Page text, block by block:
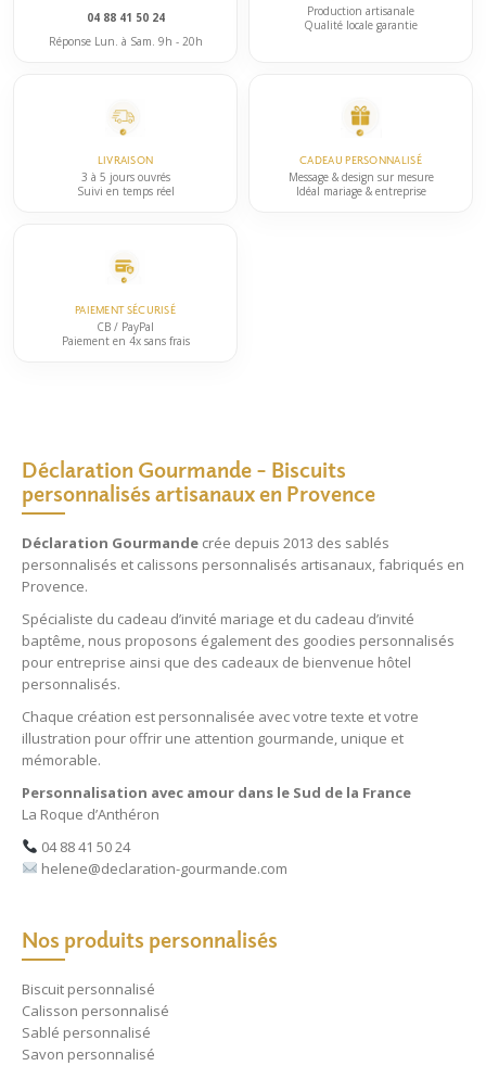
04 88 41 50 24
Réponse Lun. à Sam. 9h - 20h
Production artisanale
Qualité locale garantie
LIVRAISON
3 à 5 jours ouvrés
Suivi en temps réel
CADEAU PERSONNALISÉ
Message & design sur mesure
Idéal mariage & entreprise
PAIEMENT SÉCURISÉ
CB / PayPal
Paiement en 4x sans frais
Déclaration Gourmande – Biscuits
personnalisés artisanaux en Provence
Déclaration Gourmande crée depuis 2013 des sablés
personnalisés et calissons personnalisés artisanaux, fabriqués en
Provence.
Spécialiste du cadeau d’invité mariage et du cadeau d’invité
baptême, nous proposons également des goodies personnalisés
pour entreprise ainsi que des cadeaux de bienvenue hôtel
personnalisés.
Chaque création est personnalisée avec votre texte et votre
illustration pour offrir une attention gourmande, unique et
mémorable.
Personnalisation avec amour dans le Sud de la France
La Roque d’Anthéron
04 88 41 50 24
helene@declaration-gourmande.com
Nos produits personnalisés
Biscuit personnalisé
Calisson personnalisé
Sablé personnalisé
Savon personnalisé